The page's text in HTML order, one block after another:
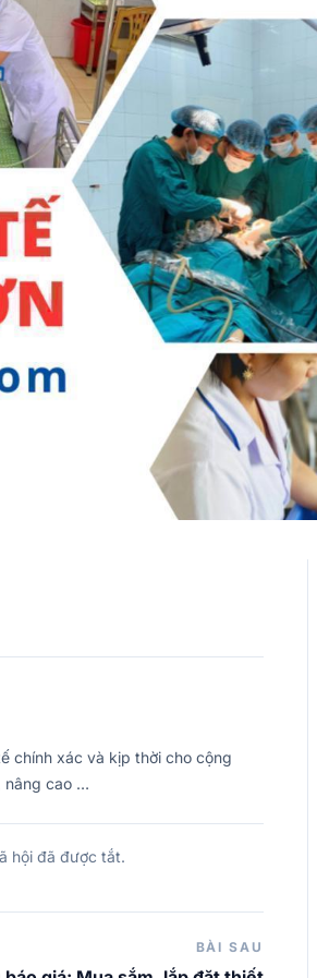
chính xác và kịp thời cho cộng
nâng cao …
hội đã được tắt.
BÀI SAU